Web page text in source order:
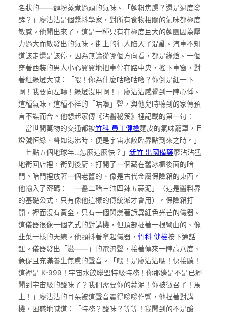
名狀的——麵粉蒸煮過頭的氣味。「麵粉焦慮？還是過度發
酵？」廖沾沾是個醬料學家，對所有食物相關的氣味都極度
敏感。他聞出來了，這是一種只有在極度巨大的麵團因為壓
力過大而散發出的氣味。街上的行人陷入了混亂。汽車不知
道該走還是該停，因為無論從哪個方向看，都是綠燈。一個
穿著西裝的男人小心翼翼地把車停在路中央，搖下車窗，對
著紅綠燈大喊：「喂！你為什麼咕嚕咕嚕？你倒是紅一下
啊！我要向左轉！綠燈沒用啊！」廖沾沾感覺到一陣心悸。
這種氣味，這種不祥的「咕嚕」聲，與他兒時聽到的家傳預
言不謀而合。他想起家傳《沾醬秘笈》裡記載的第一句：
「當世間萬物的交通都被竹科 員工健檢麵皮的氣味籠罩，且
燈號恒綠、聲如湯沸時，便是宇宙水餃臨界點到來之時。」
「七點五個地球年…怎麼這麼快？」 新竹 出國備藥廖沾沾猛
地衝回店裡，衝到後廚，打開了一個藏在舊冰櫃後面的暗
門。暗門裡放著一個老舊的、像是古代金屬保險箱的東西。
他輸入了密碼：「一醬二醋三油四辣五蒜泥」（這是醬料界
的基礎公式，只有像他這樣的傳統派才會用）。保險箱打
開，裡面沒有黃金，只有一個閃爍著詭異紅色光芒的儀器。
這儀器很像一個老式的對講機，但頂部插著一根彎曲的、像
韭菜一樣的天線。他顫抖著拿起儀器， 竹科 健檢按下通話
鈕。儀器發出「滋——」的電流聲，接著傳來一陣高八度、
急促且充滿養生焦慮的聲音。「喂！是廖沾沾嗎！快接聽！
這裡是 K-999！宇宙水餃聯盟特級特務！你那邊是不是已經
聞到宇宙級的酸味了？我們需要你的蒜泥！你被徵召了！馬
上！」廖沾沾的耳朵被這聲音震得嗡嗡作響，他捏著對講
機，困惑地喊道：「特務？酸味？等等！我聞到的不是酸